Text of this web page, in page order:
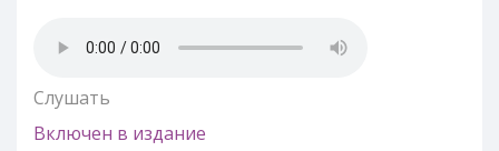
Слушать
Включен в издание